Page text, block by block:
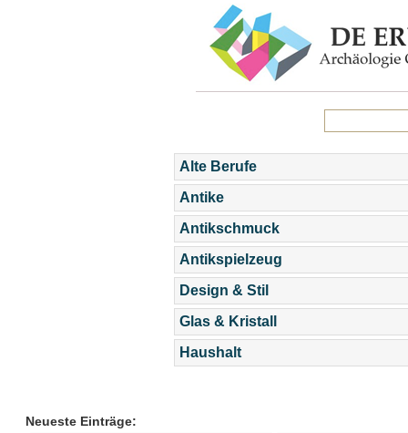
Alte Berufe
Antike
Antikschmuck
Antikspielzeug
Design & Stil
Glas & Kristall
Haushalt
Neueste Einträge: